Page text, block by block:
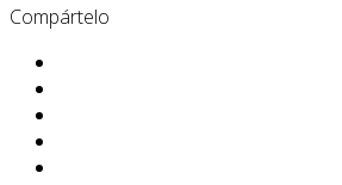
Compártelo